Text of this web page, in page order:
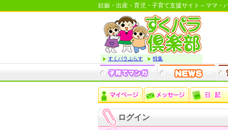
妊娠・出産・育児・子育て支援サイト～ママ・
すくパラぷらす 特集
ログイン